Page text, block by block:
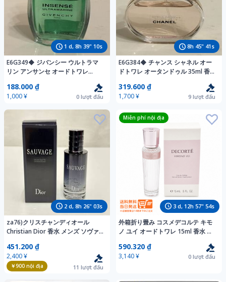
1 d, 8h 39" 08s
E6G349◆ ジバンシー ウルトラマ
リン アンサンセ オードトワレ
188.000 ₫
1,000 ¥ 0 lượt đấu
8h 45" 39 s
E6G384◆ チャンス シャネル オー
ドトワレ オータンドゥル 35ml 香
319.600 ₫
1,700 ¥ 9 lượt đấu
2 d, 8h 26" 01s
za76)クリスチャンディオール
Christian Dior 香水 メンズ ソヴァ
451.200 ₫
2,400 ¥
￥900nội địa 11 lượt đấu
3 d, 12h 57" 52s
Miễn phí nội địa
外箱折り畳み コスメデコルテ キモ
ノ ユイ オードトワレ 15ml 香水 コ
590.320 ₫
3,140 ¥ 0 lượt đấu